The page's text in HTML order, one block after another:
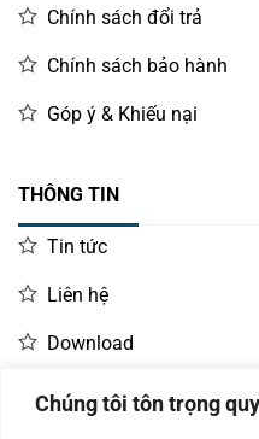
Chúng tôi tôn trọng
Chính sách đổi trả
Chính sách bảo hành
Góp ý & Khiếu nại
THÔNG TIN
Tin tức
Liên hệ
Download
LIÊN HỆ MUA HÀNG